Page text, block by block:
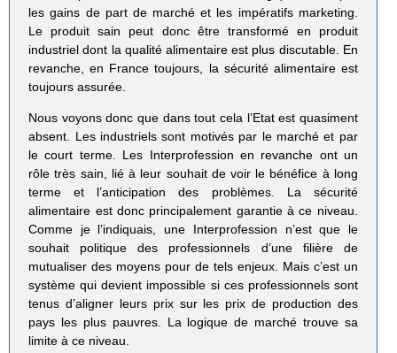
les gains de part de marché et les impératifs marketing.
Le produit sain peut donc être transformé en produit
industriel dont la qualité alimentaire est plus discutable. En
revanche, en France toujours, la sécurité alimentaire est
toujours assurée.
Nous voyons donc que dans tout cela l’Etat est quasiment
absent. Les industriels sont motivés par le marché et par
le court terme. Les Interprofession en revanche ont un
rôle très sain, lié à leur souhait de voir le bénéfice à long
terme et l’anticipation des problèmes. La sécurité
alimentaire est donc principalement garantie à ce niveau.
Comme je l’indiquais, une Interprofession n’est que le
souhait politique des professionnels d’une filière de
mutualiser des moyens pour de tels enjeux. Mais c’est un
système qui devient impossible si ces professionnels sont
tenus d’aligner leurs prix sur les prix de production des
pays les plus pauvres. La logique de marché trouve sa
limite à ce niveau.